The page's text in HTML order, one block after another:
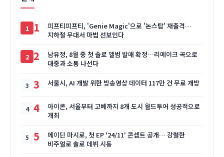
1
피프티피프티, 'Genie Magic'으로 '논스탑' 재출격…
지하철 무대서 마법 선보인다
2
남유정, 8월 중 첫 솔로 앨범 발매 확정…리메이크 곡으로
대중과 소통 나선다
3 서울시, AI 개발 위한 방송영상 데이터 117만 건 무료 개방
4
아이콘, 서울부터 고베까지 8개 도시 월드투어 성공적으로
개최
5
메이딘 마시로, 첫 EP '24/11' 콘셉트 공개… 강렬한
비주얼로 솔로 데뷔 시동